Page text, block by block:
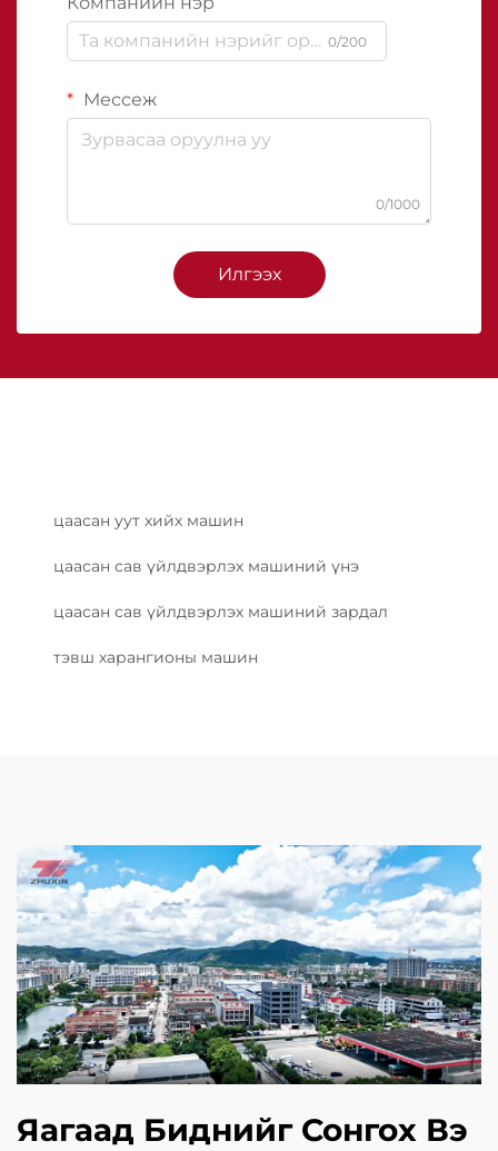
0/200
Мессеж
0/1000
Илгээх
цаасан уут хийх машин
цаасан сав үйлдвэрлэх машиний үнэ
цаасан сав үйлдвэрлэх машиний зардал
тэвш харангионы машин
Яагаад Биднийг Сонгох Вэ